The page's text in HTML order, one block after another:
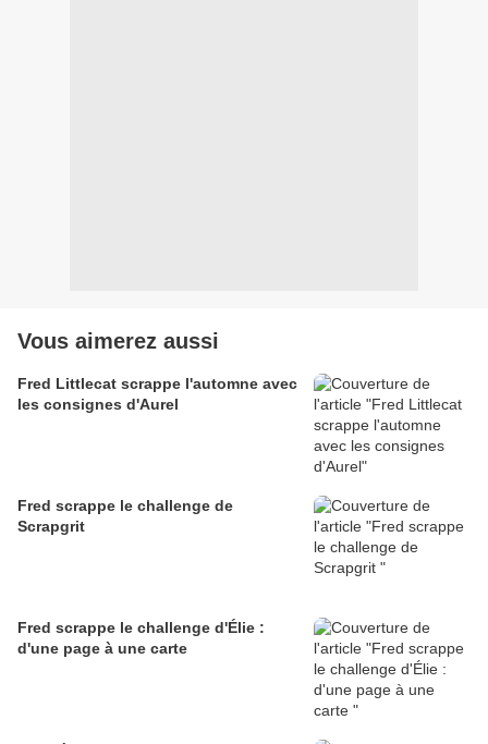
Vous aimerez aussi
Fred Littlecat scrappe l'automne avec
les consignes d'Aurel
Fred scrappe le challenge de
Scrapgrit
Fred scrappe le challenge d'Élie :
d'une page à une carte